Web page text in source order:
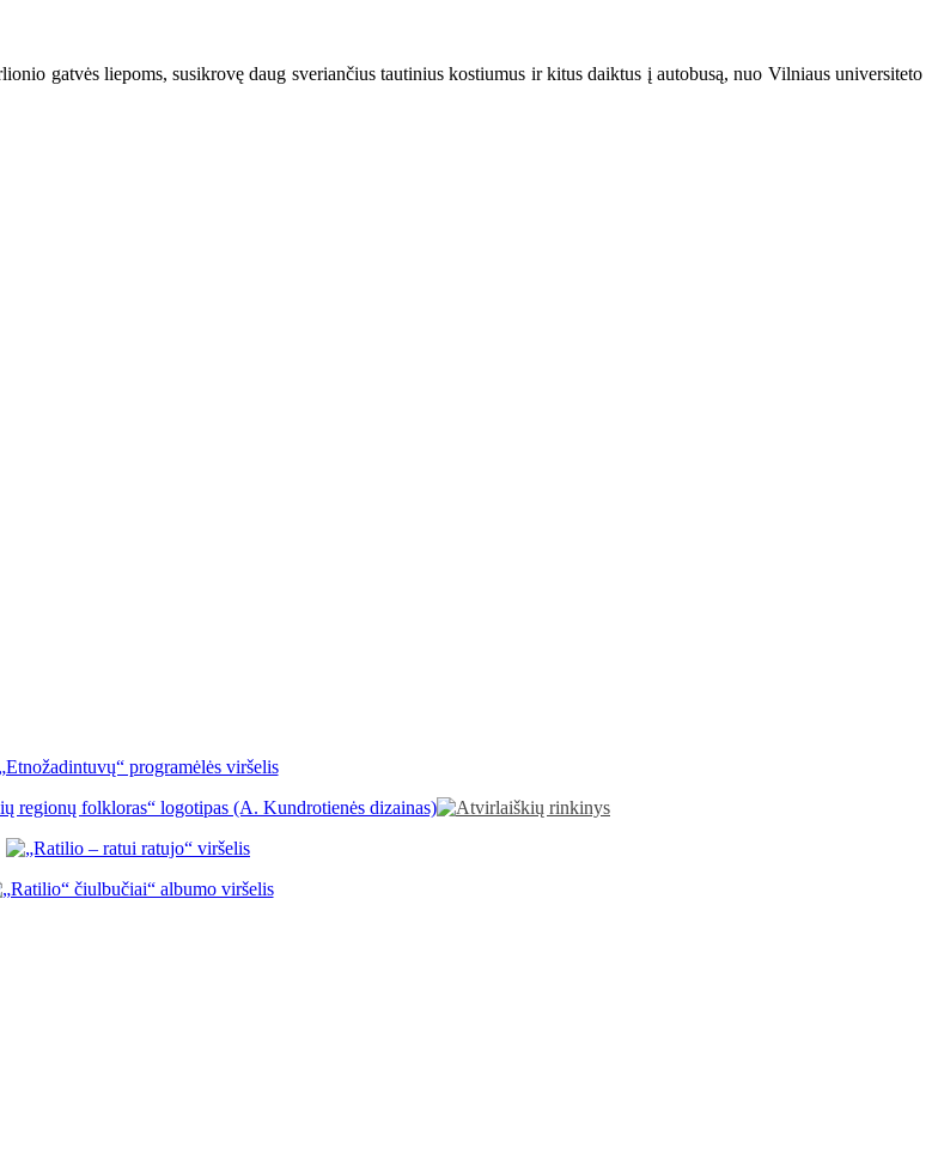
gatvės liepoms, susikrovę daug sveriančius tautinius kostiumus ir kitus daiktus į autobusą, nuo Vilniaus universiteto